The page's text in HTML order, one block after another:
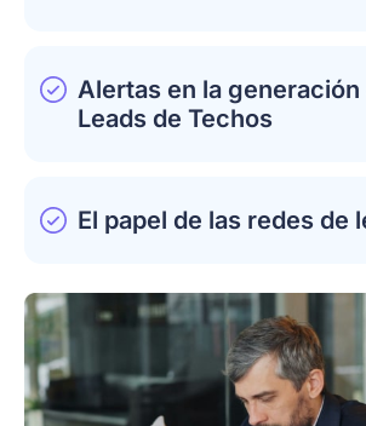
Alertas en la generación
Leads de Techos
El papel de las redes de